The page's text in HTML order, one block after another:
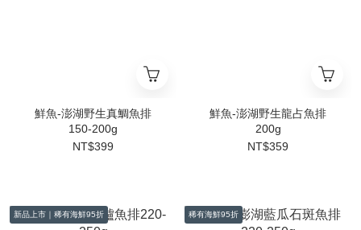
鮮魚-澎湖野生真鯛魚排
150-200g
NT$399
鮮魚-澎湖野生龍占魚排
200g
NT$359
新品上市｜稀有海鮮95折 稀有海鮮95折